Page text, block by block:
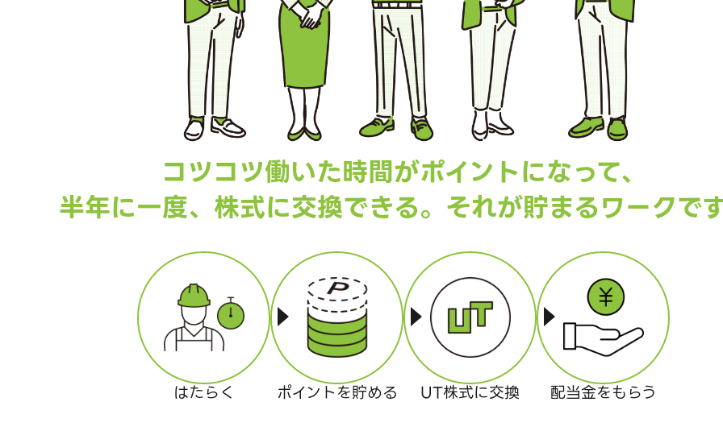
コツコツ働いた時間がポイントになって、
半年に一度、株式に交換できる。 それが貯まるワークで
はたらく ポイントを貯める UT株式に交換 配当金をもらう